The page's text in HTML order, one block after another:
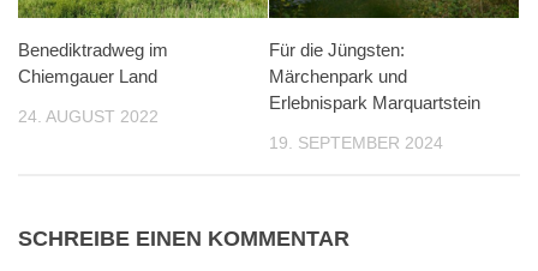
Benediktradweg im
Chiemgauer Land
24. AUGUST 2022
Für die Jüngsten:
Märchenpark und
Erlebnispark Marquartstein
19. SEPTEMBER 2024
SCHREIBE EINEN KOMMENTAR